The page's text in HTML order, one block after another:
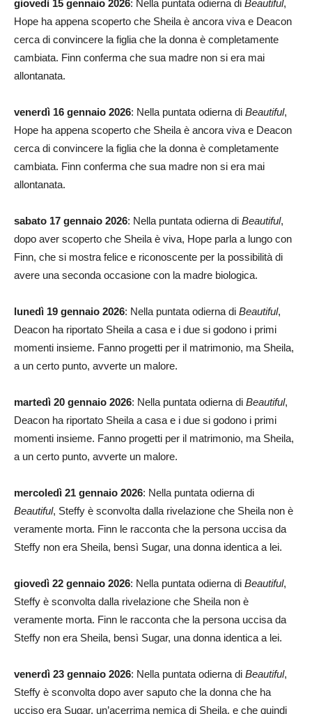
giovedì 15 gennaio 2026: Nella puntata odierna di Beautiful,
Hope ha appena scoperto che Sheila è ancora viva e Deacon
cerca di convincere la figlia che la donna è completamente
cambiata. Finn conferma che sua madre non si era mai
allontanata.
venerdì 16 gennaio 2026: Nella puntata odierna di Beautiful,
Hope ha appena scoperto che Sheila è ancora viva e Deacon
cerca di convincere la figlia che la donna è completamente
cambiata. Finn conferma che sua madre non si era mai
allontanata.
sabato 17 gennaio 2026: Nella puntata odierna di Beautiful,
dopo aver scoperto che Sheila è viva, Hope parla a lungo con
Finn, che si mostra felice e riconoscente per la possibilità di
avere una seconda occasione con la madre biologica.
lunedì 19 gennaio 2026: Nella puntata odierna di Beautiful,
Deacon ha riportato Sheila a casa e i due si godono i primi
momenti insieme. Fanno progetti per il matrimonio, ma Sheila,
a un certo punto, avverte un malore.
martedì 20 gennaio 2026: Nella puntata odierna di Beautiful,
Deacon ha riportato Sheila a casa e i due si godono i primi
momenti insieme. Fanno progetti per il matrimonio, ma Sheila,
a un certo punto, avverte un malore.
mercoledì 21 gennaio 2026: Nella puntata odierna di
Beautiful, Steffy è sconvolta dalla rivelazione che Sheila non è
veramente morta. Finn le racconta che la persona uccisa da
Steffy non era Sheila, bensì Sugar, una donna identica a lei.
giovedì 22 gennaio 2026: Nella puntata odierna di Beautiful,
Steffy è sconvolta dalla rivelazione che Sheila non è
veramente morta. Finn le racconta che la persona uccisa da
Steffy non era Sheila, bensì Sugar, una donna identica a lei.
venerdì 23 gennaio 2026: Nella puntata odierna di Beautiful,
Steffy è sconvolta dopo aver saputo che la donna che ha
ucciso era Sugar, un’acerrima nemica di Sheila, e che quindi